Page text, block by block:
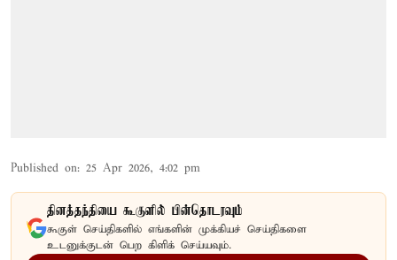
Published on: 25 Apr 2026, 4:02 pm
தினத்தந்தியை கூகுளில் பின்தொடரவும்
கூகுள் செய்திகளில் எங்களின் முக்கியச் செய்திகளை
உடனுக்குடன் பெற கிளிக் செய்யவும்.